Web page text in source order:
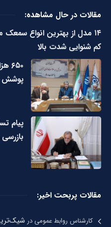
مقالات در حال مشاهده:
۱۴ مدل از بهترین انواع
کم شنوایی شدت بالا
پوشش
پیام
مقالات پربحت اخیر:
کارشناس روابط عمومیدر